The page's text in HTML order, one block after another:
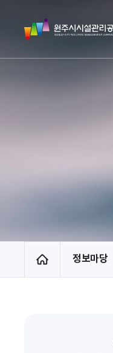
원
주
시
관
단
홈 정보마당